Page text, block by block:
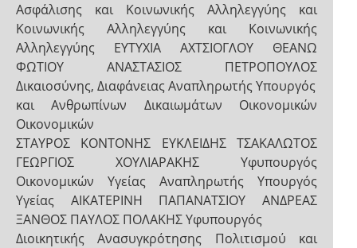
Ασφάλισης και Κοινωνικής Αλληλεγγύης και
Κοινωνικής Αλληλεγγύης και Κοινωνικής
Αλληλεγγύης ΕΥΤΥΧΙΑ ΑΧΤΣΙΟΓΛΟΥ ΘΕΑΝΩ
ΦΩΤΙΟΥ ΑΝΑΣΤΑΣΙΟΣ ΠΕΤΡΟΠΟΥΛΟΣ
Δικαιοσύνης, Διαφάνειας Αναπληρωτής Υπουργός
και Ανθρωπίνων Δικαιωμάτων Οικονομικών
Οικονομικών
ΣΤΑΥΡΟΣ ΚΟΝΤΟΝΗΣ ΕΥΚΛΕΙΔΗΣ ΤΣΑΚΑΛΩΤΟΣ
ΓΕΩΡΓΙΟΣ ΧΟΥΛΙΑΡΑΚΗΣ Υφυπουργός
Οικονομικών Υγείας Αναπληρωτής Υπουργός
Υγείας ΑΙΚΑΤΕΡΙΝΗ ΠΑΠΑΝΑΤΣΙΟΥ ΑΝΔΡΕΑΣ
ΞΑΝΘΟΣ ΠΑΥΛΟΣ ΠΟΛΑΚΗΣ Υφυπουργός
Διοικητικής Ανασυγκρότησης Πολιτισμού και